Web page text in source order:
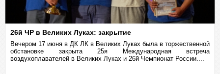
26й ЧР в Великих Луках: закрытие
Вечером 17 июня в ДК ЛК в Великих Луках была в торжественной
обстановке закрыта 25я Международная встреча
воздухоплавателей в Великих Луках и 26й Чемпионат России....